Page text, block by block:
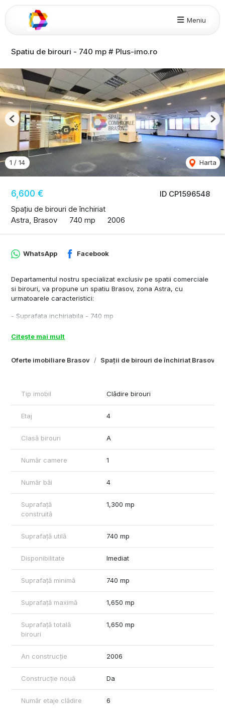
Meniu
Spatiu de birouri - 740 mp # Plus-imo.ro
ID CP1596548
6,600 €
Spațiu de birouri de închiriat
Astra, Brasov
740 mp 2006
1 / 14 Harta
Previous
Oferte imobiliare Brasov Spații de birouri de închiriat Brasov
WhatsApp Facebook
Departamentul nostru specializat exclusiv pe spatii comerciale
si birouri, va propune un spatiu Brasov, zona Astra, cu
urmatoarele caracteristici:
- Suprafata inchiriabila - 740 mp
- Compartimentare – open space, grupuri sanitare, spatiu de
- Dotari si finisaje - HVAC sistem, ascensor, tavan casetat,
Cu respect,
Plus Imo
Tel: +40790070077
Citește mai mult
Tip imobil Clădire birouri
Etaj 4
Clasă birouri A
Număr camere 1
Număr băi 4
Suprafață
construită
1,300 mp
Suprafață utilă 740 mp
Disponibilitate Imediat
Suprafață minimă 740 mp
Suprafață maximă 1,650 mp
Suprafață totală
birouri
1,650 mp
An construcție 2006
Construcție nouă Da
Număr etaje clădire 6